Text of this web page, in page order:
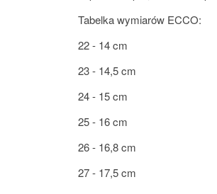
Tabelka wymiarów ECCO:
22 - 14 cm
23 - 14,5 cm
24 - 15 cm
25 - 16 cm
26 - 16,8 cm
27 - 17,5 cm